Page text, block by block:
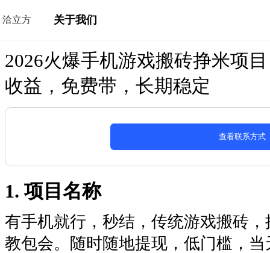
洽立方 关于我们
2026火爆手机游戏搬砖挣米项
收益，免费带，长期稳定
查看联系方式
1. 项目名称
有手机就行，秒结，传统游戏搬砖
教包会。随时随地提现，低门槛，